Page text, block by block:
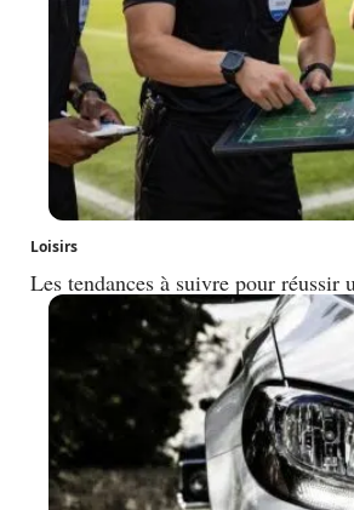
Loisirs
Les tendances à suivre pour réussir